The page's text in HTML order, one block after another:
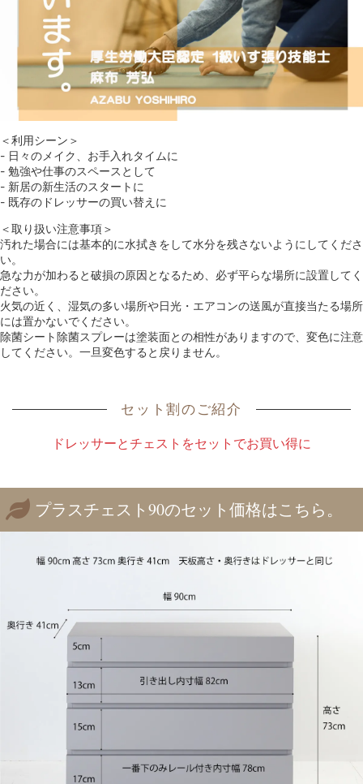
＜利用シーン＞
- 日々のメイク、お手入れタイムに
- 勉強や仕事のスペースとして
- 新居の新生活のスタートに
- 既存のドレッサーの買い替えに
＜取り扱い注意事項＞
汚れた場合には基本的に水拭きをして水分を残さないようにしてくださ
い。
急な力が加わると破損の原因となるため、必ず平らな場所に設置してく
ださい。
火気の近く、湿気の多い場所や日光・エアコンの送風が直接当たる場所
には置かないでください。
除菌シート除菌スプレーは塗装面との相性がありますので、変色に注意
してください。一旦変色すると戻りません。
セット割のご紹介
ドレッサーとチェストをセットでお買い得に
プラスチェスト90のセット価格はこちら。